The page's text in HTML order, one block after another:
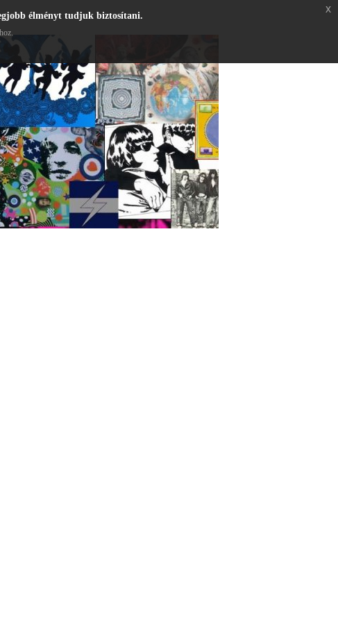
élményt tudjuk biztosítani.
x